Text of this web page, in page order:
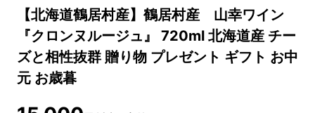
【北海道鶴居村産】鶴居村産 山幸ワイン
『クロンヌルージュ』 720ml 北海道産 チー
ズと相性抜群 贈り物 プレゼント ギフト お中
元 お歳暮